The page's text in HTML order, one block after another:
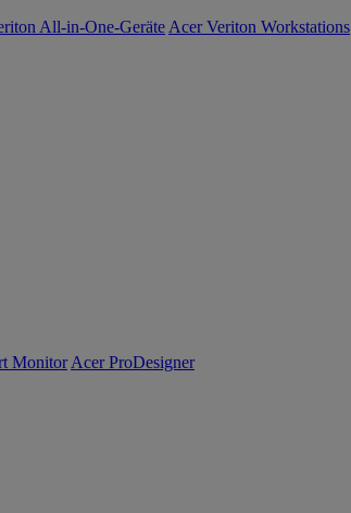
All-in-One-Geräte Acer Veriton Workstations
Monitor Acer ProDesigner